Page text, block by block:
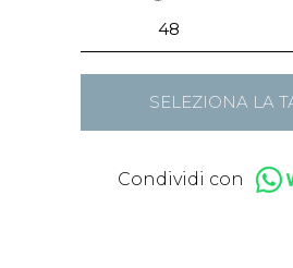
48
SELEZIONA LA
Condividi con